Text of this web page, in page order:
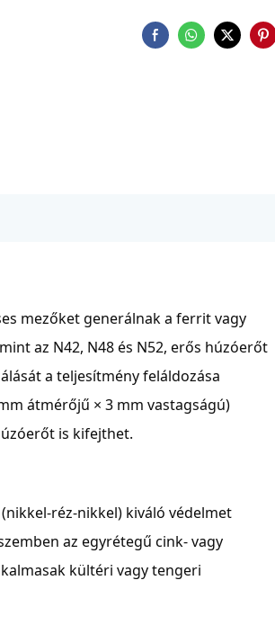
mezőket generálnak a ferrit vagy
az N42, N48 és N52, erős húzóerőt
a teljesítmény feláldozása
átmérőjű × 3 mm vastagságú)
is kifejthet.
réz-nikkel) kiváló védelmet
az egyrétegű cink- vagy
kültéri vagy tengeri